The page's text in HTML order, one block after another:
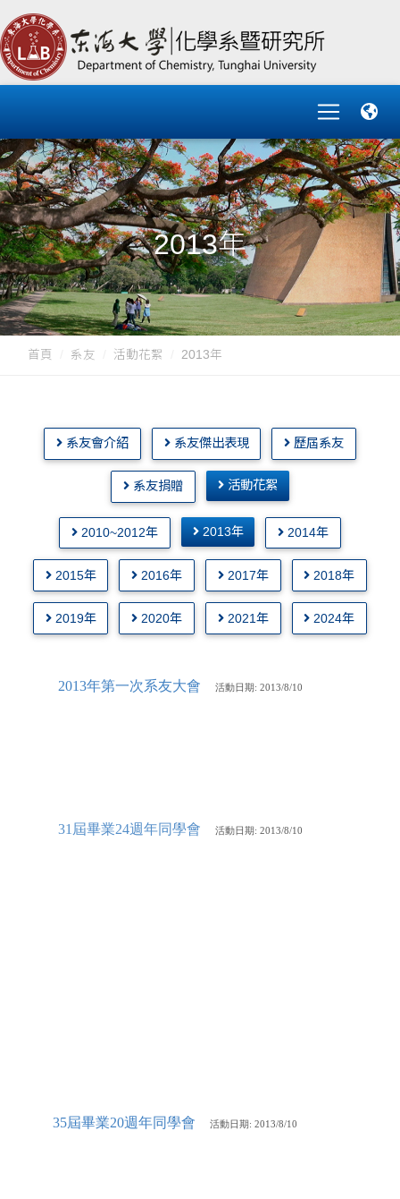
2013年
首頁 系友 活動花絮 2013年
系友會介紹 系友傑出表現 歷屆系友
系友捐贈 活動花絮
2010~2012年 2013年 2014年
2015年 2016年 2017年 2018年
2019年 2020年 2021年 2024年
2013年第一次系友大會 活動日期: 2013/8/10
31屆畢業24週年同學會 活動日期: 2013/8/10
35屆畢業20週年同學會 活動日期: 2013/8/10